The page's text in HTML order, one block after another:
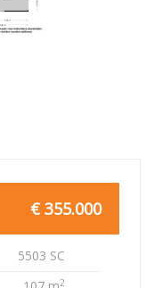
€ 355.000
5503 SC
2